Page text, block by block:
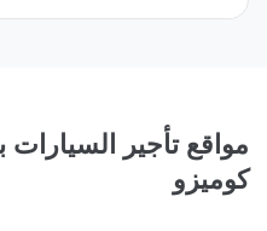
مواقع تأجير
كوميزو